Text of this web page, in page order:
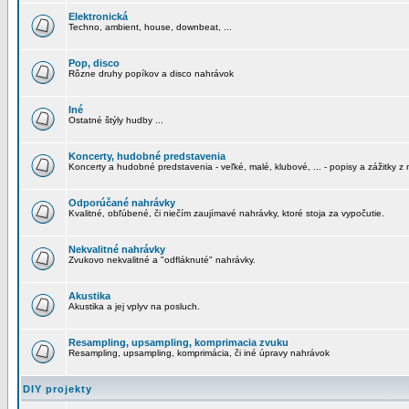
Elektronická
Techno, ambient, house, downbeat, ...
Pop, disco
Rôzne druhy popíkov a disco nahrávok
Iné
Ostatné štýly hudby ...
Koncerty, hudobné predstavenia
Koncerty a hudobné predstavenia - veľké, malé, klubové, ... - popisy a zážitky z
Odporúčané nahrávky
Kvalitné, obľúbené, či niečím zaujímavé nahrávky, ktoré stoja za vypočutie.
Nekvalitné nahrávky
Zvukovo nekvalitné a "odfláknuté" nahrávky.
Akustika
Akustika a jej vplyv na posluch.
Resampling, upsampling, komprimacia zvuku
Resampling, upsampling, komprimácia, či iné úpravy nahrávok
DIY projekty